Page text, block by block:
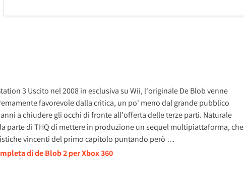
3 Uscito nel 2008 in esclusiva su Wii, l'originale De Blob venne
favorevole dalla critica, un po' meno dal grande pubblico
a chiudere gli occhi di fronte all'offerta delle terze parti. Naturale
parte di THQ di mettere in produzione un sequel multipiattaforma, che
vincenti del primo capitolo puntando però …
di de Blob 2 per Xbox 360